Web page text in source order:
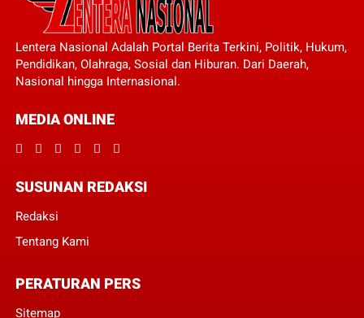
Lentera Nasional Adalah Portal Berita Terkini, Politik, Hukum,
Pendidikan, Olahraga, Sosial dan Hiburan. Dari Daerah,
Nasional hingga Internasional.
MEDIA ONLINE
SUSUNAN REDAKSI
Redaksi
Tentang Kami
PERATURAN PERS
Sitemap